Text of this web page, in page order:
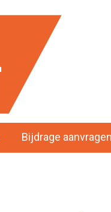
Bijdrage aanvragen